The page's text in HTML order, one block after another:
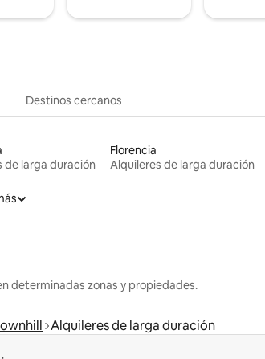
Destinos cercanos
de larga duración
Florencia
Alquileres de larga duración
determinadas zonas y propiedades.
Alquileres de larga duración